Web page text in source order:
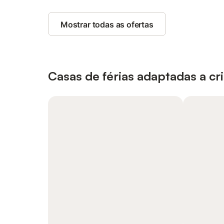
Mostrar todas as ofertas
Casas de férias adaptadas a